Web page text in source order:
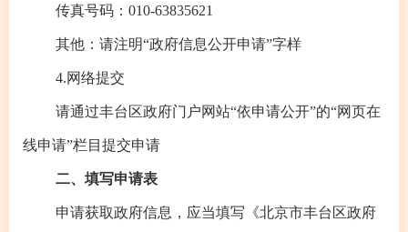
传真号码：010-63835621
其他：请注明“政府信息公开申请”字样
4.网络提交
请通过丰台区政府门户网站“依申请公开”的“网页在
线申请”栏目提交申请
二、填写申请表
申请获取政府信息，应当填写《北京市丰台区政府